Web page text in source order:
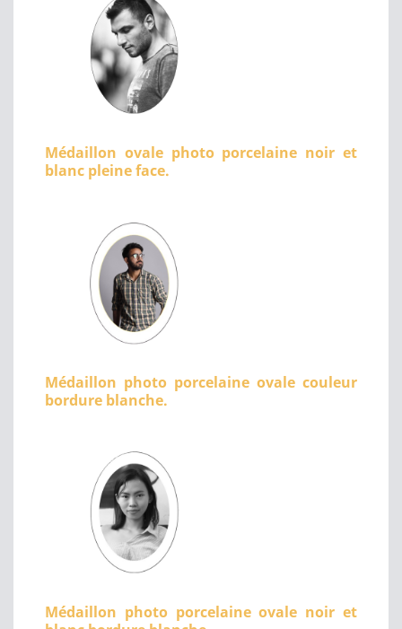
Médaillon ovale photo porcelaine noir et
blanc pleine face.
Médaillon photo porcelaine ovale couleur
bordure blanche.
Médaillon photo porcelaine ovale noir et